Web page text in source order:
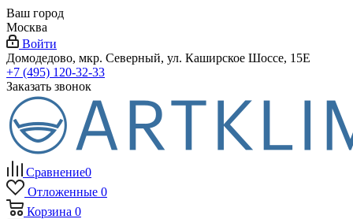
Ваш город
Москва
Войти
Домодедово, мкр. Северный, ул. Каширское Шоссе, 15Е
+7 (495) 120-32-33
Заказать звонок
Сравнение0
Отложенные 0
Корзина 0